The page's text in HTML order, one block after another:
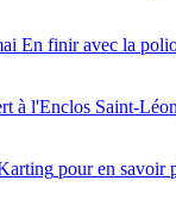
En finir avec la
à l'Enclos Saint-Léon
pour en savoir